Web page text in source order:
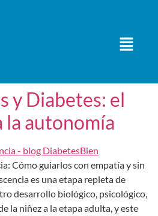
y Diabetes: el
la autonomía
Cómo guiarlos con empatía y sin
es una etapa repleta de
desarrollo biológico, psicológico,
la niñez a la etapa adulta, y este